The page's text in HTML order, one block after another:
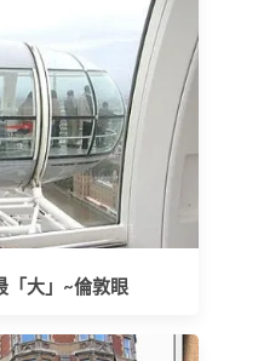
「大」~倫敦眼